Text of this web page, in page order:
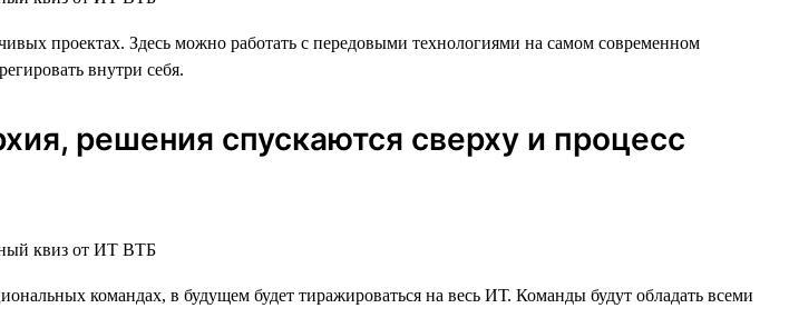
проектах. Здесь можно работать с передовыми технологиями на самом современном
внутри себя.
решения спускаются сверху и процесс
командах, в будущем будет тиражироваться на весь ИТ. Команды будут обладать всеми